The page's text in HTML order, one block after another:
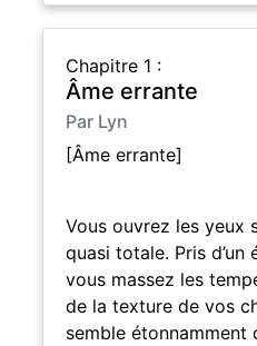
Chapitre 1 :
Âme errante
Par Lyn
[Âme errante]
Vous ouvrez les yeux
quasi totale. Pris d’un
vous massez les
de la texture de vos
semble étonnamment